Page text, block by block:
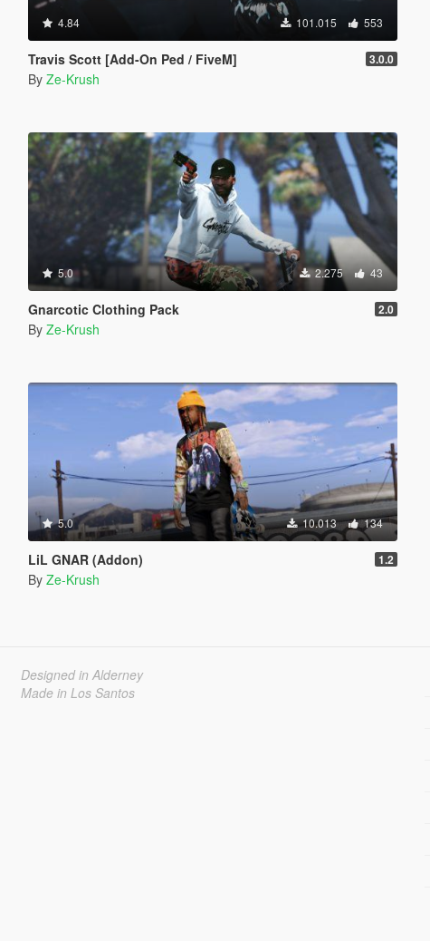
4.84 101.015 553
Travis Scott [Add-On Ped / FiveM] 3.0.0
By Ze-Krush
5.0 2.275 43
Gnarcotic Clothing Pack 2.0
By Ze-Krush
5.0 10.013 134
LiL GNAR (Addon) 1.2
By Ze-Krush
Designed in Alderney
Made in Los Santos